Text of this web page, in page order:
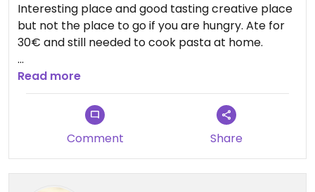
Interesting place and good tasting creative place
but not the place to go if you are hungry. Ate for
30€ and still needed to cook pasta at home.
Would visit again for coffee or drinks with snack
Read more
Comment Share